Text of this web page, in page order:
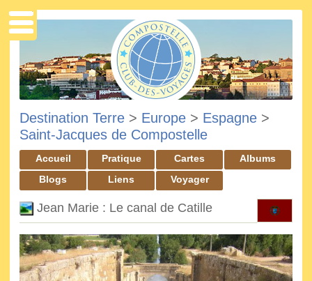
Destination Terre > Europe > Espagne >
Saint-Jacques de Compostelle
Accueil Pratique Cartes
Albums
Blogs
Liens Voyager
Jean Marie : Le canal de Catille